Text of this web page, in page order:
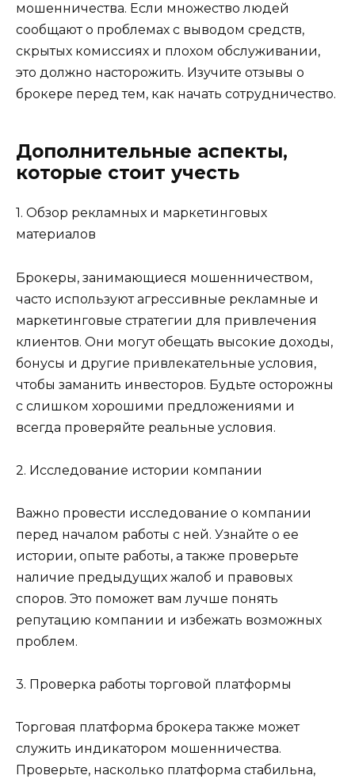
мошенничества. Если множество людей
сообщают о проблемах с выводом средств,
скрытых комиссиях и плохом обслуживании,
это должно насторожить. Изучите отзывы о
брокере перед тем, как начать сотрудничество.
Дополнительные аспекты,
которые стоит учесть
1. Обзор рекламных и маркетинговых
материалов
Брокеры, занимающиеся мошенничеством,
часто используют агрессивные рекламные и
маркетинговые стратегии для привлечения
клиентов. Они могут обещать высокие доходы,
бонусы и другие привлекательные условия,
чтобы заманить инвесторов. Будьте осторожны
с слишком хорошими предложениями и
всегда проверяйте реальные условия.
2. Исследование истории компании
Важно провести исследование о компании
перед началом работы с ней. Узнайте о ее
истории, опыте работы, а также проверьте
наличие предыдущих жалоб и правовых
споров. Это поможет вам лучше понять
репутацию компании и избежать возможных
проблем.
3. Проверка работы торговой платформы
Торговая платформа брокера также может
служить индикатором мошенничества.
Проверьте, насколько платформа стабильна,